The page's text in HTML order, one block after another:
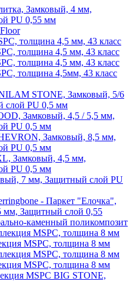
Замковый, 4 мм,
PU 0,55 мм
толщина 4,5 мм, 43 класс
толщина 4,5 мм, 43 класс
толщина 4,5 мм, 43 класс
толщина 4,5мм, 43 класс
STONE, Замковый, 5/6
слой PU 0,5 мм
Замковый, 4,5 / 5,5 мм,
PU 0,5 мм
Замковый, 8,5 мм,
PU 0,5 мм
Замковый, 4,5 мм,
PU 0,5 мм
7 мм, Защитный слой PU
- Паркет "Елочка",
мм, Защитный слой 0,55
каменный поликомпозит
MSPC, толщина 8 мм
MSPC, толщина 8 мм